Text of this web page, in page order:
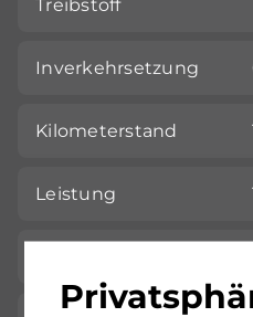
Treibstoff
Inverkehrsetzung
Kilometerstand
Leistung